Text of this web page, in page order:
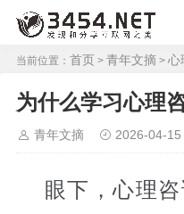
当前位置： 首页 > 青年文摘 > 心
为什么学习心理
青年文摘 2026-04-15
眼下，心理